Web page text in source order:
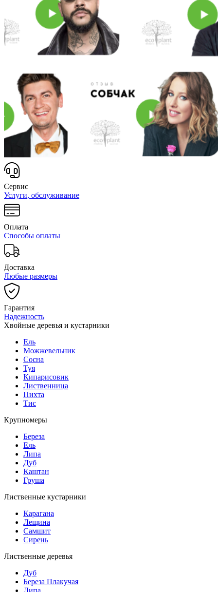
Сервис
Услуги, обслуживание
Оплата
Способы оплаты
Доставка
Любые размеры
Гарантия
Надежность
Хвойные деревья и кустарники
Ель
Можжевельник
Сосна
Туя
Кипарисовик
Лиственница
Пихта
Тис
Крупномеры
Береза
Ель
Липа
Дуб
Каштан
Груша
Лиственные кустарники
Карагана
Лещина
Самшит
Сирень
Лиственные деревья
Дуб
Береза Плакучая
Липа